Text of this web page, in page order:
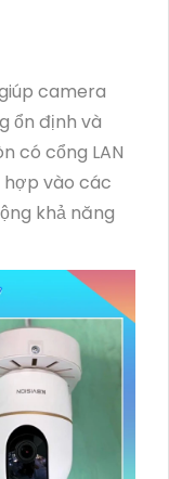
camera
ổn định và
có cổng LAN
hợp vào các
khả năng